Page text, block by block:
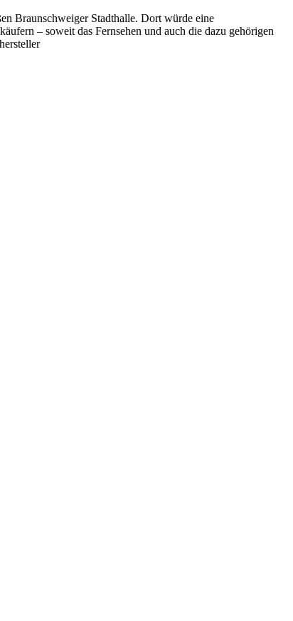
Braunschweiger Stadthalle. Dort würde eine
– soweit das Fernsehen und auch die dazu gehörigen